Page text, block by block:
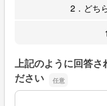
2．どち
上記のように回答さ
ださい
上記のように回答さ